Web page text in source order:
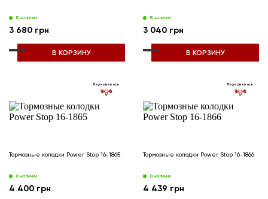
В наличии
3 680 грн
В КОРЗИНУ
В наличии
3 040 грн
В КОРЗИНУ
Передняя ось
Тормозные колодки Power Stop 16-1865
В наличии
4 400 грн
Передняя ось
Тормозные колодки Power Stop 16-1866
В наличии
4 439 грн